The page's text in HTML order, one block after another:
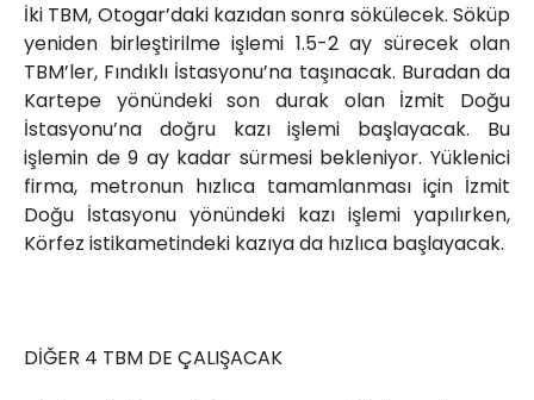
İki TBM, Otogar’daki kazıdan sonra sökülecek. Söküp
yeniden birleştirilme işlemi 1.5-2 ay sürecek olan
TBM’ler, Fındıklı İstasyonu’na taşınacak. Buradan da
Kartepe yönündeki son durak olan İzmit Doğu
İstasyonu’na doğru kazı işlemi başlayacak. Bu
işlemin de 9 ay kadar sürmesi bekleniyor. Yüklenici
firma, metronun hızlıca tamamlanması için İzmit
Doğu İstasyonu yönündeki kazı işlemi yapılırken,
Körfez istikametindeki kazıya da hızlıca başlayacak.
DİĞER 4 TBM DE ÇALIŞACAK